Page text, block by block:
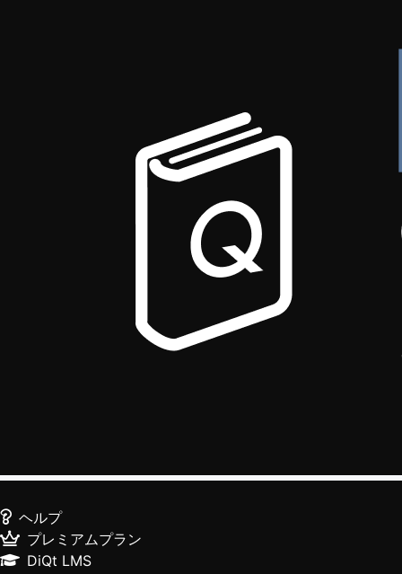
ヘルプ
プレミアムプラン
DiQt LMS